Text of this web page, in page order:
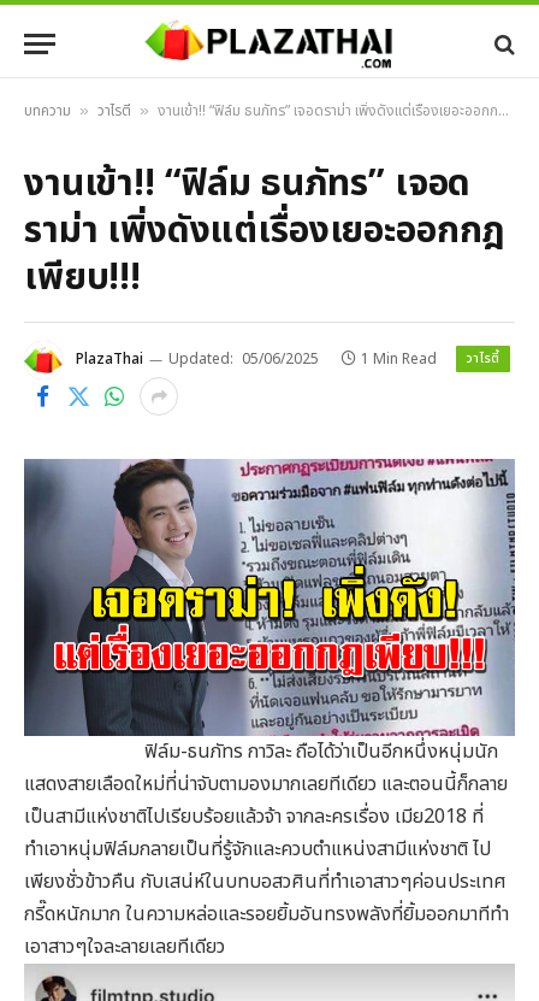
บทความ » วาไรตี้ » งานเข้า!! “ฟิล์ม ธนภัทร” เจอดราม่า เพิ่งดังแต่เรื่องเยอะออกกฎเพียบ!!!
งานเข้า!! “ฟิล์ม ธนภัทร” เจอด
ราม่า เพิ่งดังแต่เรื่องเยอะออกกฎ
เพียบ!!!
PlazaThai Updated: 05/06/2025 1 Min Read วาไรตี้
ฟิล์ม-ธนภัทร กาวิละ ถือได้ว่าเป็นอีกหนึ่งหนุ่มนัก
แสดงสายเลือดใหม่ที่น่าจับตามองมากเลยทีเดียว และตอนนี้ก็กลาย
เป็นสามีแห่งชาติไปเรียบร้อยแล้วจ้า จากละครเรื่อง เมีย2018 ที่
ทำเอาหนุ่มฟิล์มกลายเป็นที่รู้จักและควบตำแหน่งสามีแห่งชาติ ไป
เพียงชั่วข้าวคืน กับเสน่ห์ในบทบอสวศินที่ทำเอาสาวๆค่อนประเทศ
กรี๊ดหนักมาก ในความหล่อและรอยยิ้มอันทรงพลังที่ยิ้มออกมาทีทำ
เอาสาวๆใจละลายเลยทีเดียว